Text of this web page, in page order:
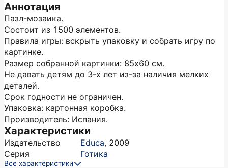
Аннотация
Пазл-мозаика.
Состоит из 1500 элементов.
Правила игры: вскрыть упаковку и собрать игру по
картинке.
Размер собранной картинки: 85х60 см.
Не давать детям до 3-х лет из-за наличия мелких
деталей.
Срок годности не ограничен.
Упаковка: картонная коробка.
Производитель: Испания.
Характеристики
Издательство Educa, 2009
Серия
Готика
Все характеристики